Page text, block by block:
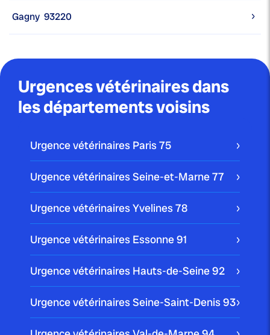
Gagny 93220
Urgences vétérinaires dans
les départements voisins
Urgence vétérinaires Paris75
Urgence vétérinaires Seine-et-Marne77
Urgence vétérinaires Yvelines78
Urgence vétérinaires Essonne91
Urgence vétérinaires Hauts-de-Seine92
Urgence vétérinaires Seine-Saint-Denis93